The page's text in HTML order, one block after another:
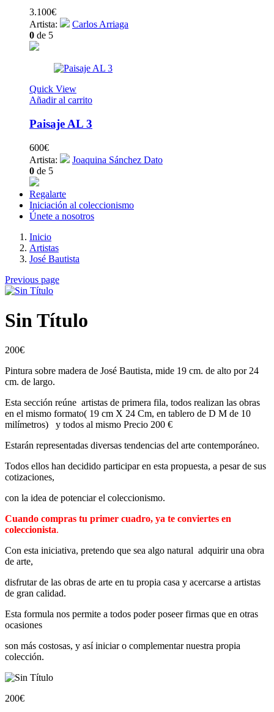
3.100€
Artista:
Carlos Arriaga
0 de 5
Quick View
Añadir al carrito
Paisaje AL 3
600€
Artista:
Joaquina Sánchez Dato
0 de 5
Regalarte
Iniciación al coleccionismo
Únete a nosotros
Inicio
Artistas
José Bautista
Previous page
Sin Título
200€
Pintura sobre madera de José Bautista, mide 19 cm. de alto por 24
cm. de largo.
Esta sección reúne artistas de primera fila, todos realizan las obras
en el mismo formato( 19 cm X 24 Cm, en tablero de D M de 10
milímetros) y todos al mismo Precio 200 €
Estarán representadas diversas tendencias del arte contemporáneo.
Todos ellos han decidido participar en esta propuesta, a pesar de sus
cotizaciones,
con la idea de potenciar el coleccionismo.
Cuando compras tu primer cuadro, ya te conviertes en
coleccionista.
Con esta iniciativa, pretendo que sea algo natural adquirir una obra
de arte,
disfrutar de las obras de arte en tu propia casa y acercarse a artistas
de gran calidad.
Esta formula nos permite a todos poder poseer firmas que en otras
ocasiones
son más costosas, y así iniciar o complementar nuestra propia
colección.
200€